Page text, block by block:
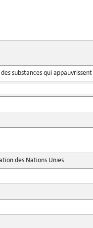
substances qui
des Nations Unies